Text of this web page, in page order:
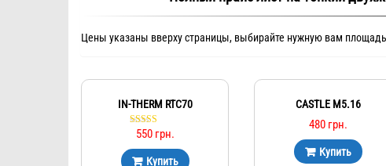
Цены указаны вверху страницы, выбирайте нужную вам
IN-THERM RTC70
Оценка
5.00
из 5
550 грн.
Купить
CASTLE М5.16
480 грн.
Купить